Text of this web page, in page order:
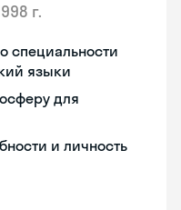
г.
специальности
языки
для
и личность